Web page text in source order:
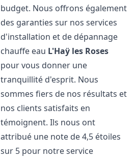
budget. Nous offrons également
des garanties sur nos services
d'installation et de dépannage
chauffe eau L'Haÿ les Roses
pour vous donner une
tranquillité d'esprit. Nous
sommes fiers de nos résultats et
nos clients satisfaits en
témoignent. Ils nous ont
attribué une note de 4,5 étoiles
sur 5 pour notre service